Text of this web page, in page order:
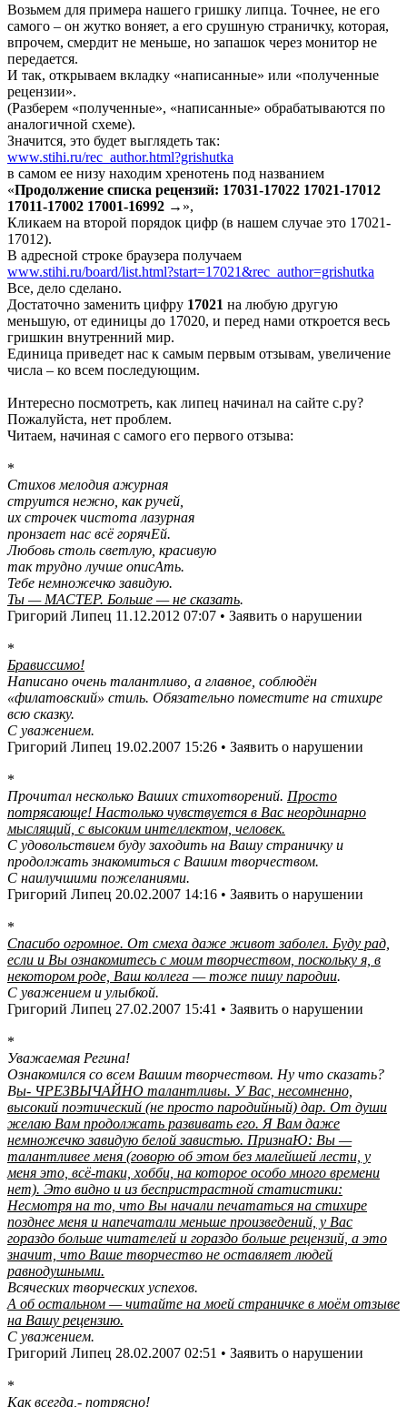
Возьмем для примера нашего гришку липца. Точнее, не его
самого – он жутко воняет, а его срушную страничку, которая,
впрочем, смердит не меньше, но запашок через монитор не
передается.
И так, открываем вкладку «написанные» или «полученные
рецензии».
(Разберем «полученные», «написанные» обрабатываются по
аналогичной схеме).
Значится, это будет выглядеть так:
www.stihi.ru/rec_author.html?grishutka
в самом ее низу находим хренотень под названием
«Продолжение списка рецензий: 17031-17022 17021-17012
17011-17002 17001-16992 → »,
Кликаем на второй порядок цифр (в нашем случае это 17021-
17012).
В адресной строке браузера получаем
www.stihi.ru/board/list.html?start=17021&rec_author=grishutka
Все, дело сделано.
Достаточно заменить цифру 17021 на любую другую
меньшую, от единицы до 17020, и перед нами откроется весь
гришкин внутренний мир.
Единица приведет нас к самым первым отзывам, увеличение
числа – ко всем последующим.
Интересно посмотреть, как липец начинал на сайте с.ру?
Пожалуйста, нет проблем.
Читаем, начиная с самого его первого отзыва:
*
Стихов мелодия ажурная
струится нежно, как ручей,
их строчек чистота лазурная
пронзает нас всё горячЕй.
Любовь столь светлую, красивую
так трудно лучше описАть.
Тебе немножечко завидую.
Ты — МАСТЕР. Больше — не сказать.
Григорий Липец 11.12.2012 07:07 • Заявить о нарушении
*
Брависсимо!
Написано очень талантливо, а главное, соблюдён
«филатовский» стиль. Обязательно поместите на стихире
всю сказку.
С уважением.
Григорий Липец 19.02.2007 15:26 • Заявить о нарушении
*
Прочитал несколько Ваших стихотворений. Просто
потрясающе! Настолько чувствуется в Вас неординарно
мыслящий, с высоким интеллектом, человек.
С удовольствием буду заходить на Вашу страничку и
продолжать знакомиться с Вашим творчеством.
С наилучшими пожеланиями.
Григорий Липец 20.02.2007 14:16 • Заявить о нарушении
*
Спасибо огромное. От смеха даже живот заболел. Буду рад,
если и Вы ознакомитесь с моим творчеством, поскольку я, в
некотором роде, Ваш коллега — тоже пишу пародии.
С уважением и улыбкой.
Григорий Липец 27.02.2007 15:41 • Заявить о нарушении
*
Уважаемая Регина!
Ознакомился со всем Вашим творчеством. Ну что сказать?
Вы- ЧРЕЗВЫЧАЙНО талантливы. У Вас, несомненно,
высокий поэтический (не просто пародийный) дар. От души
желаю Вам продолжать развивать его. Я Вам даже
немножечко завидую белой завистью. ПризнаЮ: Вы —
талантливее меня (говорю об этом без малейшей лести, у
меня это, всё-таки, хобби, на которое особо много времени
нет). Это видно и из беспристрастной статистики:
Несмотря на то, что Вы начали печататься на стихире
позднее меня и напечатали меньше произведений, у Вас
гораздо больше читателей и гораздо больше рецензий, а это
значит, что Ваше творчество не оставляет людей
равнодушными.
Всяческих творческих успехов.
А об остальном — читайте на моей страничке в моём отзыве
на Вашу рецензию.
С уважением.
Григорий Липец 28.02.2007 02:51 • Заявить о нарушении
*
Как всегда,- потрясно!